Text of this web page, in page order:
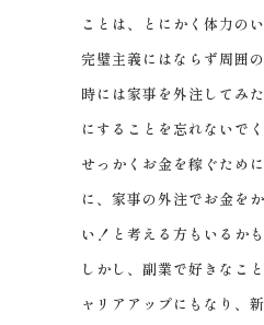
ことは、とにかく体力の
完璧主義にはならず周囲
時には家事を外注してみ
にすることを忘れないでく
せっかくお金を稼ぐため
に、家事の外注でお金を
い！と考える方もいるか
しかし、副業で好きなこ
ャリアアップにもなり、